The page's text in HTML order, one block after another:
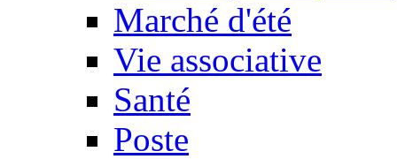
Marché d'été
Vie associative
Santé
Poste